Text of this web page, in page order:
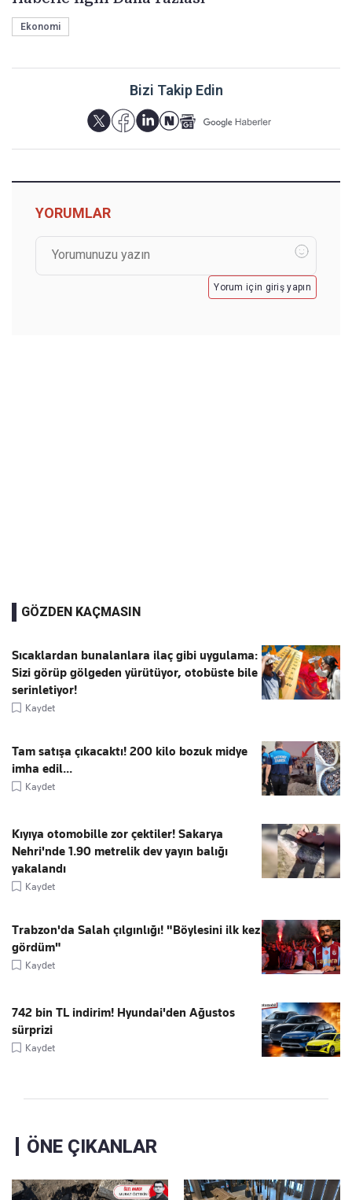
Ekonomi
Bizi Takip Edin
YORUMLAR
Yorum için giriş yapın
GÖZDEN KAÇMASIN
Sıcaklardan bunalanlara ilaç gibi uygulama:
Sizi görüp gölgeden yürütüyor, otobüste bile
serinletiyor!
Kaydet
Tam satışa çıkacaktı! 200 kilo bozuk midye
imha edil...
Kaydet
Kıyıya otomobille zor çektiler! Sakarya
Nehri'nde 1.90 metrelik dev yayın balığı
yakalandı
Kaydet
Trabzon'da Salah çılgınlığı! "Böylesini ilk kez
gördüm"
Kaydet
742 bin TL indirim! Hyundai'den Ağustos
sürprizi
Kaydet
ÖNE ÇIKANLAR